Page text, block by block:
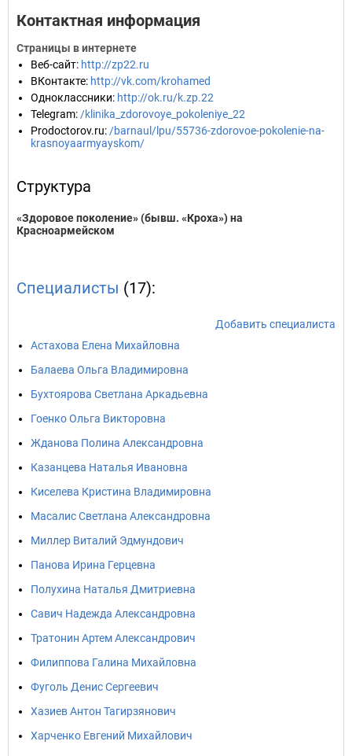
Контактная информация
Страницы в интернете
Веб-сайт: http://zp22.ru
ВКонтакте: http://vk.com/krohamed
Одноклассники: http://ok.ru/k.zp.22
Telegram: /klinika_zdorovoye_pokoleniye_22
Prodoctorov.ru: /barnaul/lpu/55736-zdorovoe-pokolenie-na-
krasnoyaarmyayskom/
Структура
«Здоровое поколение» (бывш. «Кроха») на
Красноармейском
Специалисты (17):
Добавить специалиста
Астахова Елена Михайловна
Балаева Ольга Владимировна
Бухтоярова Светлана Аркадьевна
Гоенко Ольга Викторовна
Жданова Полина Александровна
Казанцева Наталья Ивановна
Киселева Кристина Владимировна
Масалис Светлана Александровна
Миллер Виталий Эдмундович
Панова Ирина Герцевна
Полухина Наталья Дмитриевна
Савич Надежда Александровна
Тратонин Артем Александрович
Филиппова Галина Михайловна
Фуголь Денис Сергеевич
Хазиев Антон Тагирзянович
Харченко Евгений Михайлович